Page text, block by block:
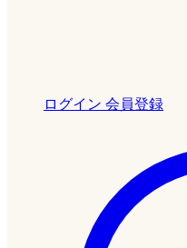
ログイン 会員登録